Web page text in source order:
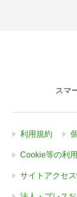
スマ
利用規約
Cookie等の利
サイトアクセ